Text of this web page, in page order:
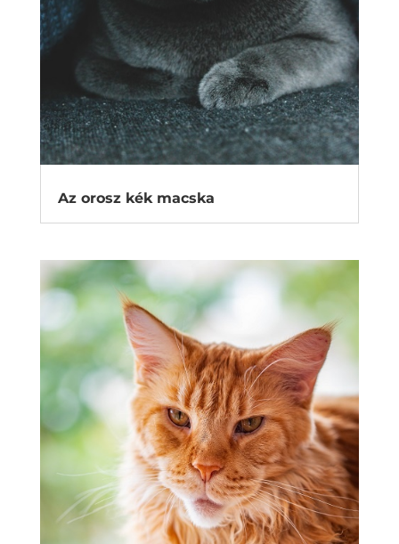
Az orosz kék macska